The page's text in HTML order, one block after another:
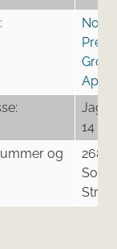
ApS
14
og
2680